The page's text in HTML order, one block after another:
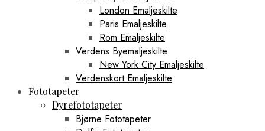
London Emaljeskilte
Paris Emaljeskilte
Rom Emaljeskilte
Verdens Byemaljeskilte
New York City Emaljeskilte
Verdenskort Emaljeskilte
Fototapeter
Dyrefototapeter
Bjørne Fototapeter